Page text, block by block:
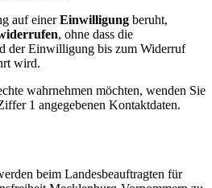
auf einerEinwilligung beruht,
, ohne dass die
der Einwilligung bis zum Widerruf
wird.
wahrnehmen möchten, wenden Sie
1 angegebenen Kontaktdaten.
beim Landesbeauftragten für